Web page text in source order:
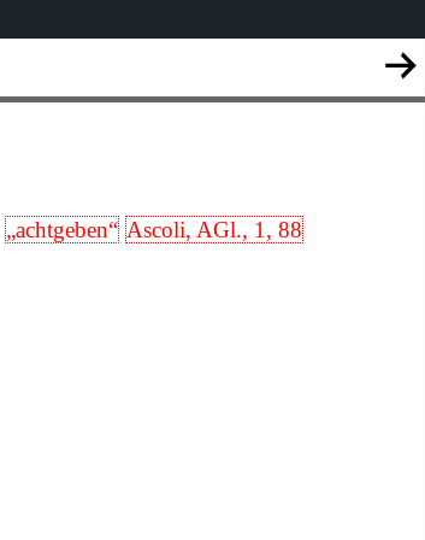
„achtgeben“ Ascoli, AGl., 1, 88